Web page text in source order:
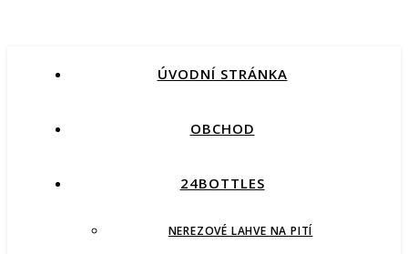
ÚVODNÍ STRÁNKA
OBCHOD
24BOTTLES
NEREZOVÉ LAHVE NA PITÍ